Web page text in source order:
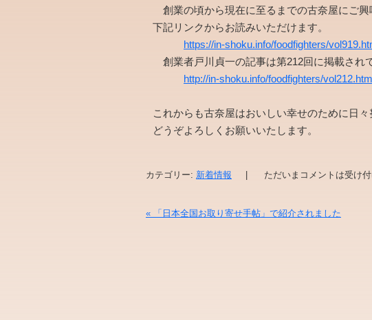
創業の頃から現在に至るまでの古奈屋にご興
下記リンクからお読みいただけます。
https://in-shoku.info/foodfighters/
創業者戸川貞一の記事は第212回に掲載されて
http://in-shoku.info/foodfighters/
これからも古奈屋はおいしい幸せのために日々
どうぞよろしくお願いいたします。
カテゴリー: 新着情報 ただいまコメントは受け付
« 「日本全国お取り寄せ手帖」で紹介されました